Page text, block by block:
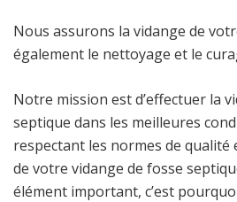
Nous assurons la vidange de
également le nettoyage et le
Notre mission est d’effectuer la
septique dans les meilleures
respectant les normes de qualité
de votre vidange de fosse
élément important, c’est